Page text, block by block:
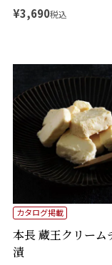
¥3,690税込
本長 蔵王クリーム
漬
カタログ掲載